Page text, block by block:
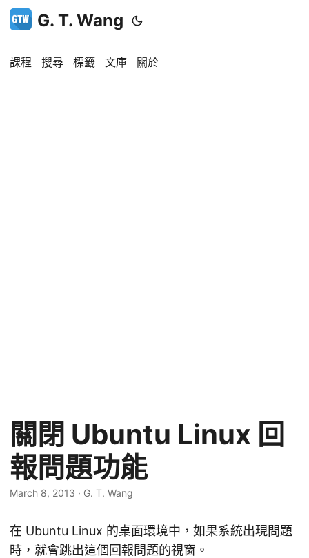
G. T. Wang
課程 搜尋 標籤 文庫 關於
關閉 Ubuntu Linux 回
報問題功能
March 8, 2013 · G. T. Wang
在 Ubuntu Linux 的桌面環境中，如果系統出現問題
時，就會跳出這個回報問題的視窗。